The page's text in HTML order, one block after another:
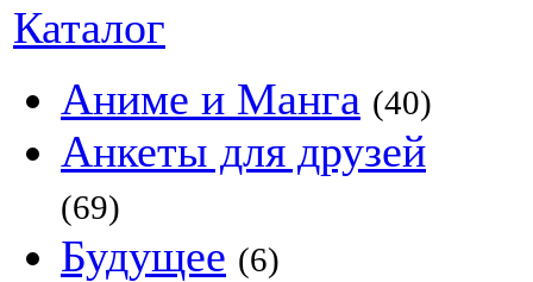
Каталог
Аниме и Манга (40)
Анкеты для друзей
(69)
Будущее (6)